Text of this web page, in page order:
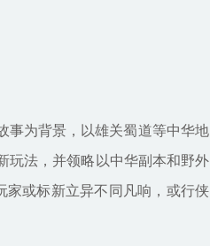
为背景，以雄关蜀道等中华地
玩法，并领略以中华副本和野外
或标新立异不同凡响，或行侠